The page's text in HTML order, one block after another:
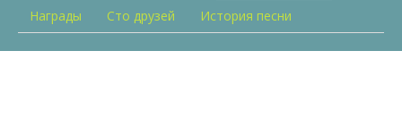
Награды
Сто друзей История песни